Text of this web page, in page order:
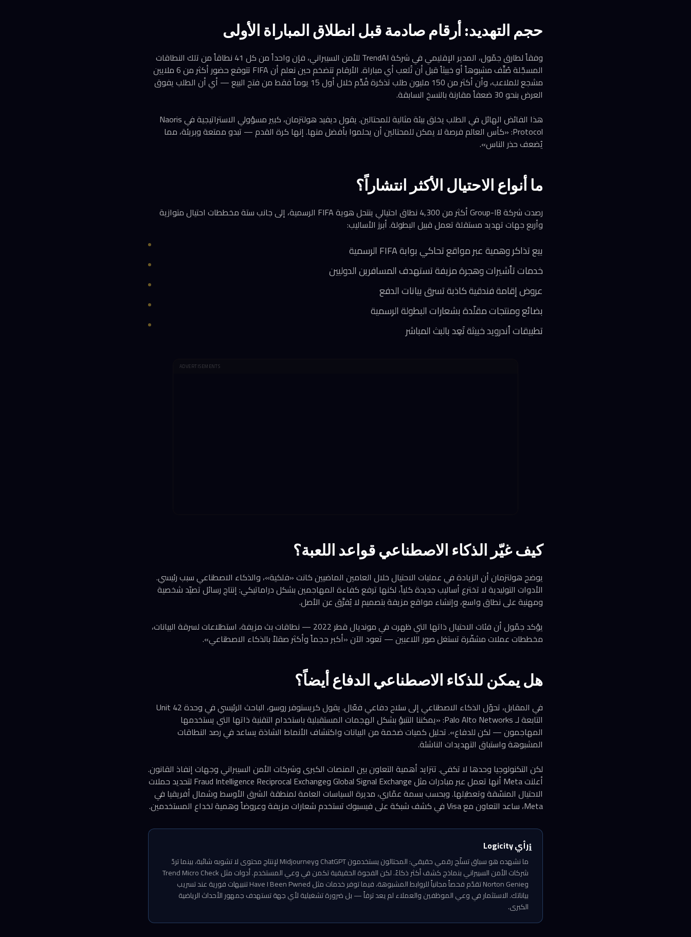
حجم التهديد: أرقام صادمة قبل انطلاق المباراة الأولى
وفقاً لطارق جمّول، المدير الإقليمي في شركة TrendAI للأمن السيبراني، فإن واحداً من كل 41 نطاقاً من تلك النطاقات
المسجّلة صُنِّف مشبوهاً أو خبيثاً قبل أن تُلعب أي مباراة. الأرقام تتضخم حين نعلم أن FIFA تتوقع حضور أكثر من 6 ملايين
مشجع للملاعب، وأن أكثر من 150 مليون طلب تذكرة قُدِّم خلال أول 15 يوماً فقط من فتح البيع — أي أن الطلب يفوق
العرض بنحو 30 ضعفاً مقارنة بالنسخ السابقة.
هذا الفائض الهائل في الطلب يخلق بيئة مثالية للمحتالين. يقول ديفيد هولتزمان، كبير مسؤولي الاستراتيجية في Naoris
Protocol: «كأس العالم فرصة لا يمكن للمحتالين أن يحلموا بأفضل منها. إنها كرة القدم — تبدو ممتعة وبريئة، مما
يُضعف حذر الناس».
ما أنواع الاحتيال الأكثر انتشاراً؟
رصدت شركة Group-IB أكثر من 4,300 نطاق احتيالي ينتحل هوية FIFA الرسمية، إلى جانب ستة مخططات احتيال متوازية
وأربع جهات تهديد مستقلة تعمل قبيل البطولة. أبرز الأساليب:
بيع تذاكر وهمية عبر مواقع تحاكي بوابة FIFA الرسمية
خدمات تأشيرات وهجرة مزيفة تستهدف المسافرين الدوليين
عروض إقامة فندقية كاذبة تسرق بيانات الدفع
بضائع ومنتجات مقلّدة بشعارات البطولة الرسمية
تطبيقات أندرويد خبيثة تَعِد بالبث المباشر
ADVERTISEMENTS
كيف غيّر الذكاء الاصطناعي قواعد اللعبة؟
يوضح هولتزمان أن الزيادة في عمليات الاحتيال خلال العامين الماضيين كانت «فلكية»، والذكاء الاصطناعي سبب رئيسي.
الأدوات التوليدية لا تخترع أساليب جديدة كلياً، لكنها ترفع كفاءة المهاجمين بشكل دراماتيكي: إنتاج رسائل تصيّد شخصية
ومهنية على نطاق واسع، وإنشاء مواقع مزيفة بتصميم لا يُفرَّق عن الأصل.
يؤكد جمّول أن فئات الاحتيال ذاتها التي ظهرت في مونديال قطر 2022 — نطاقات بث مزيفة، استطلاعات لسرقة البيانات،
مخططات عملات مشفّرة تستغل صور اللاعبين — تعود الآن «أكبر حجماً وأكثر صقلاً بالذكاء الاصطناعي».
هل يمكن للذكاء الاصطناعي الدفاع أيضاً؟
في المقابل، تحوّل الذكاء الاصطناعي إلى سلاح دفاعي فعّال. يقول كريستوفر روسو، الباحث الرئيسي في وحدة Unit 42
التابعة لـ Palo Alto Networks: «يمكننا التنبؤ بشكل الهجمات المستقبلية باستخدام التقنية ذاتها التي يستخدمها
المهاجمون — لكن للدفاع». تحليل كميات ضخمة من البيانات واكتشاف الأنماط الشاذة يساعد في رصد النطاقات
المشبوهة واستباق التهديدات الناشئة.
لكن التكنولوجيا وحدها لا تكفي. تتزايد أهمية التعاون بين المنصات الكبرى وشركات الأمن السيبراني وجهات إنفاذ القانون.
أعلنت Meta أنها تعمل عبر مبادرات مثل Global Signal Exchange وFraud Intelligence Reciprocal Exchange لتحديد حملات
الاحتيال المنسّقة وتعطيلها. وبحسب بسمة عمّاري، مديرة السياسات العامة لمنطقة الشرق الأوسط وشمال أفريقيا في
Meta، ساعد التعاون مع Visa في كشف شبكة على فيسبوك تستخدم شعارات مزيفة وعروضاً وهمية لخداع المستخدمين.
ℹ️رأي Logicity
ما نشهده هو سباق تسلّح رقمي حقيقي: المحتالون يستخدمون ChatGPT وMidjourney لإنتاج محتوى لا تشوبه شائبة، بينما تردّ
شركات الأمن السيبراني بنماذج كشف أكثر ذكاءً. لكن الفجوة الحقيقية تكمن في وعي المستخدم. أدوات مثل Trend Micro Check
وNorton Genie تقدّم فحصاً مجانياً للروابط المشبوهة، فيما توفر خدمات مثل Have I Been Pwned تنبيهات فورية عند تسريب
بياناتك. الاستثمار في وعي الموظفين والعملاء لم يعد ترفاً — بل ضرورة تشغيلية لأي جهة تستهدف جمهور الأحداث الرياضية
الكبرى.